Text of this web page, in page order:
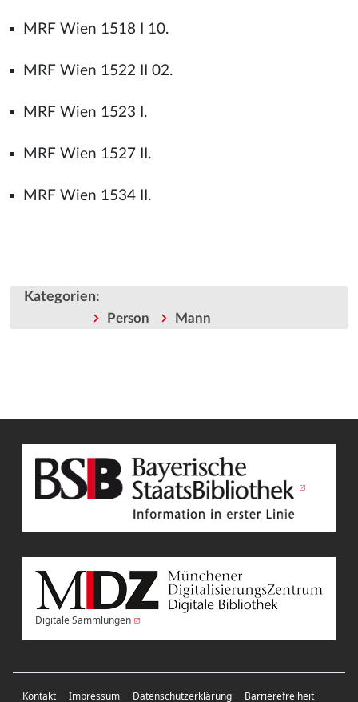
MRF Wien 1518 I 10.
MRF Wien 1522 II 02.
MRF Wien 1523 I.
MRF Wien 1527 II.
MRF Wien 1534 II.
Kategorien:
Person Mann
Digitale Sammlungen
Kontakt Impressum Datenschutzerklärung Barrierefreiheit